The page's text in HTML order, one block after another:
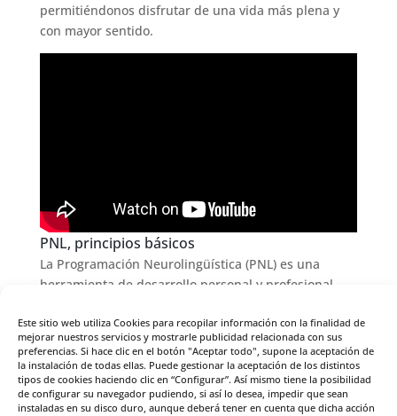
Este sitio web utiliza Cookies para recopilar información con la finalidad de
mejorar nuestros servicios y mostrarle publicidad relacionada con sus
preferencias. Si hace clic en el botón "Aceptar todo", supone la aceptación de
la instalación de todas ellas. Puede gestionar la aceptación de los distintos
tipos de cookies haciendo clic en “Configurar”. Así mismo tiene la posibilidad
de configurar su navegador pudiendo, si así lo desea, impedir que sean
instaladas en su disco duro, aunque deberá tener en cuenta que dicha acción
permitiéndonos disfrutar de una vida más plena y
con mayor sentido.
PNL, principios básicos
La Programación Neurolingüística (PNL) es una
herramienta de desarrollo personal y profesional
áreas clave de la vida. Esta herramienta se basa en
los principios de la neurociencia, la psicología y la
lingüística para promover la toma de conciencia de
sí mismo y para favorecer el cambio positivo.